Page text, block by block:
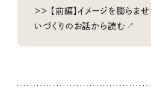
＞＞ 【前編】イメージを膨らま
いづくりのお話から読む↗